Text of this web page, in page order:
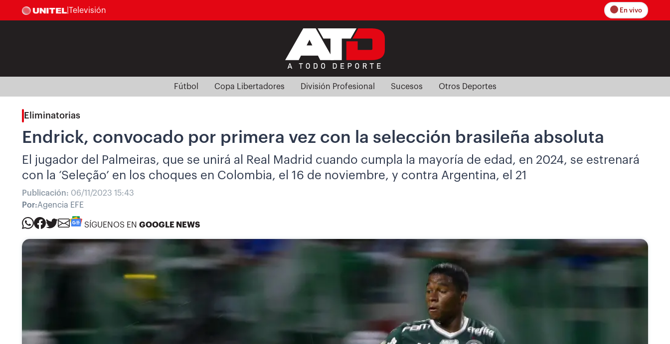
Televisión En vivo
Fútbol Copa Libertadores División Profesional Sucesos Otros Deportes
Eliminatorias
Endrick, convocado por primera vez con la selección brasileña absoluta
El jugador del Palmeiras, que se unirá al Real Madrid cuando cumpla la mayoría de edad, en 2024, se estrenará
con la ‘Seleção’ en los choques en Colombia, el 16 de noviembre, y contra Argentina, el 21
Publicación: 06/11/2023 15:43
Por:Agencia EFE
SÍGUENOS EN GOOGLE NEWS